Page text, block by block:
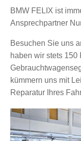
BMW FELIX ist
Ansprechpartner
Besuchen Sie uns
haben wir stets 150
kümmern uns mit
Reparatur Ihres